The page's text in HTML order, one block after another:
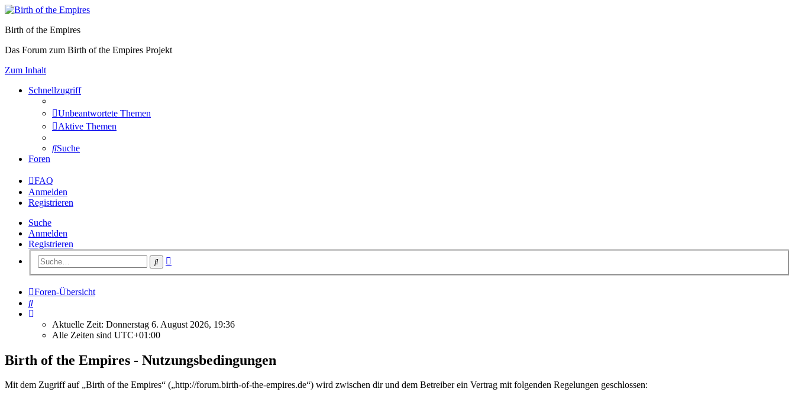
Birth of the Empires
Das Forum zum Birth of the Empires Projekt
Zum Inhalt
Schnellzugriff
Unbeantwortete Themen
Aktive Themen
Suche
Foren
FAQ
Anmelden
Registrieren
Suche
Anmelden
Registrieren
Suche
Foren-Übersicht
Suche
Aktuelle Zeit: Donnerstag 6. August 2026, 19:36
Alle Zeiten sind UTC+01:00
Birth of the Empires - Nutzungsbedingungen
Mit dem Zugriff auf „Birth of the Empires“ („http://forum.birth-of-the-empires.de“) wird zwischen dir und dem Betreiber ein Vertrag mit folgenden Regelungen geschlossen: